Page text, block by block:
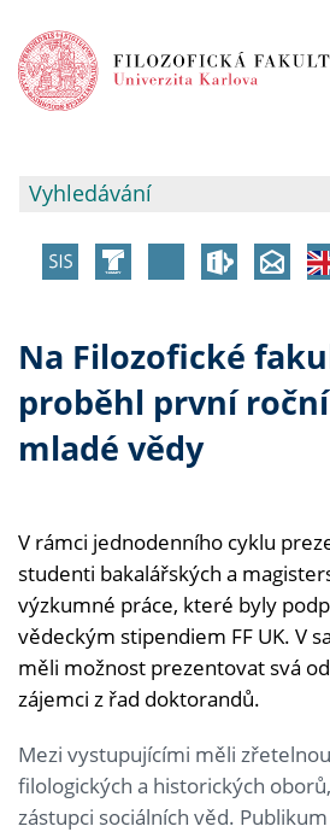
Na Filozofické
proběhl první
mladé vědy
V rámci jednodenního cyklu
studenti bakalářských a
výzkumné práce, které byly
vědeckým stipendiem FF UK. V
měli možnost prezentovat svá
zájemci z řad doktorandů.
Mezi vystupujícími měli
filologických a historických
zástupci sociálních věd.